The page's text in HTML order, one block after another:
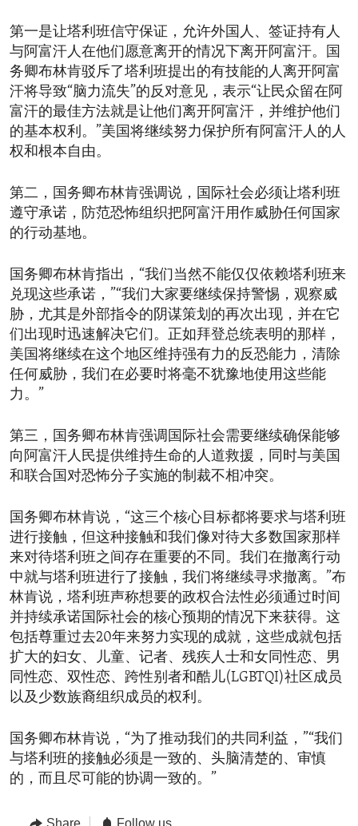
第一是让塔利班信守保证，允许外国人、签证持有人
与阿富汗人在他们愿意离开的情况下离开阿富汗。国
务卿布林肯驳斥了塔利班提出的有技能的人离开阿富
汗将导致“脑力流失”的反对意见，表示“让民众留在阿
富汗的最佳方法就是让他们离开阿富汗，并维护他们
的基本权利。”美国将继续努力保护所有阿富汗人的人
权和根本自由。
第二，国务卿布林肯强调说，国际社会必须让塔利班
遵守承诺，防范恐怖组织把阿富汗用作威胁任何国家
的行动基地。
国务卿布林肯指出，“我们当然不能仅仅依赖塔利班来
兑现这些承诺，”“我们大家要继续保持警惕，观察威
胁，尤其是外部指令的阴谋策划的再次出现，并在它
们出现时迅速解决它们。正如拜登总统表明的那样，
美国将继续在这个地区维持强有力的反恐能力，清除
任何威胁，我们在必要时将毫不犹豫地使用这些能
力。”
第三，国务卿布林肯强调国际社会需要继续确保能够
向阿富汗人民提供维持生命的人道救援，同时与美国
和联合国对恐怖分子实施的制裁不相冲突。
国务卿布林肯说，“这三个核心目标都将要求与塔利班
进行接触，但这种接触和我们像对待大多数国家那样
来对待塔利班之间存在重要的不同。我们在撤离行动
中就与塔利班进行了接触，我们将继续寻求撤离。”布
林肯说，塔利班声称想要的政权合法性必须通过时间
并持续承诺国际社会的核心预期的情况下来获得。这
包括尊重过去20年来努力实现的成就，这些成就包括
扩大的妇女、儿童、记者、残疾人士和女同性恋、男
同性恋、双性恋、跨性别者和酷儿(LGBTQI)社区成员
以及少数族裔组织成员的权利。
国务卿布林肯说，“为了推动我们的共同利益，”“我们
与塔利班的接触必须是一致的、头脑清楚的、审慎
的，而且尽可能的协调一致的。”